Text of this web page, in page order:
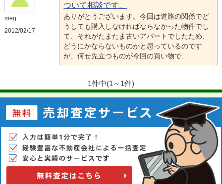
meg
2012/02/17
ついて相談です。
ありがとうございます。今回は道路の関係でど
うしても購入しなければならなかった物件でし
て、それがたまたま古いアパートでしたため、
どうにかならないものかと思っているのです
が、何せ先立つものが今回の買い物で…
1件中(1～1件)